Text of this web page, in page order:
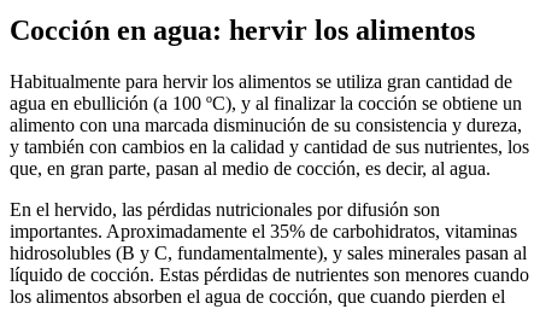
Cocción en agua: hervir los alimentos
Habitualmente para hervir los alimentos se utiliza gran cantidad de
agua en ebullición (a 100 ºC), y al finalizar la cocción se obtiene un
alimento con una marcada disminución de su consistencia y dureza,
y también con cambios en la calidad y cantidad de sus nutrientes, los
que, en gran parte, pasan al medio de cocción, es decir, al agua.
En el hervido, las pérdidas nutricionales por difusión son
importantes. Aproximadamente el 35% de carbohidratos, vitaminas
hidrosolubles (B y C, fundamentalmente), y sales minerales pasan al
líquido de cocción. Estas pérdidas de nutrientes son menores cuando
los alimentos absorben el agua de cocción, que cuando pierden el